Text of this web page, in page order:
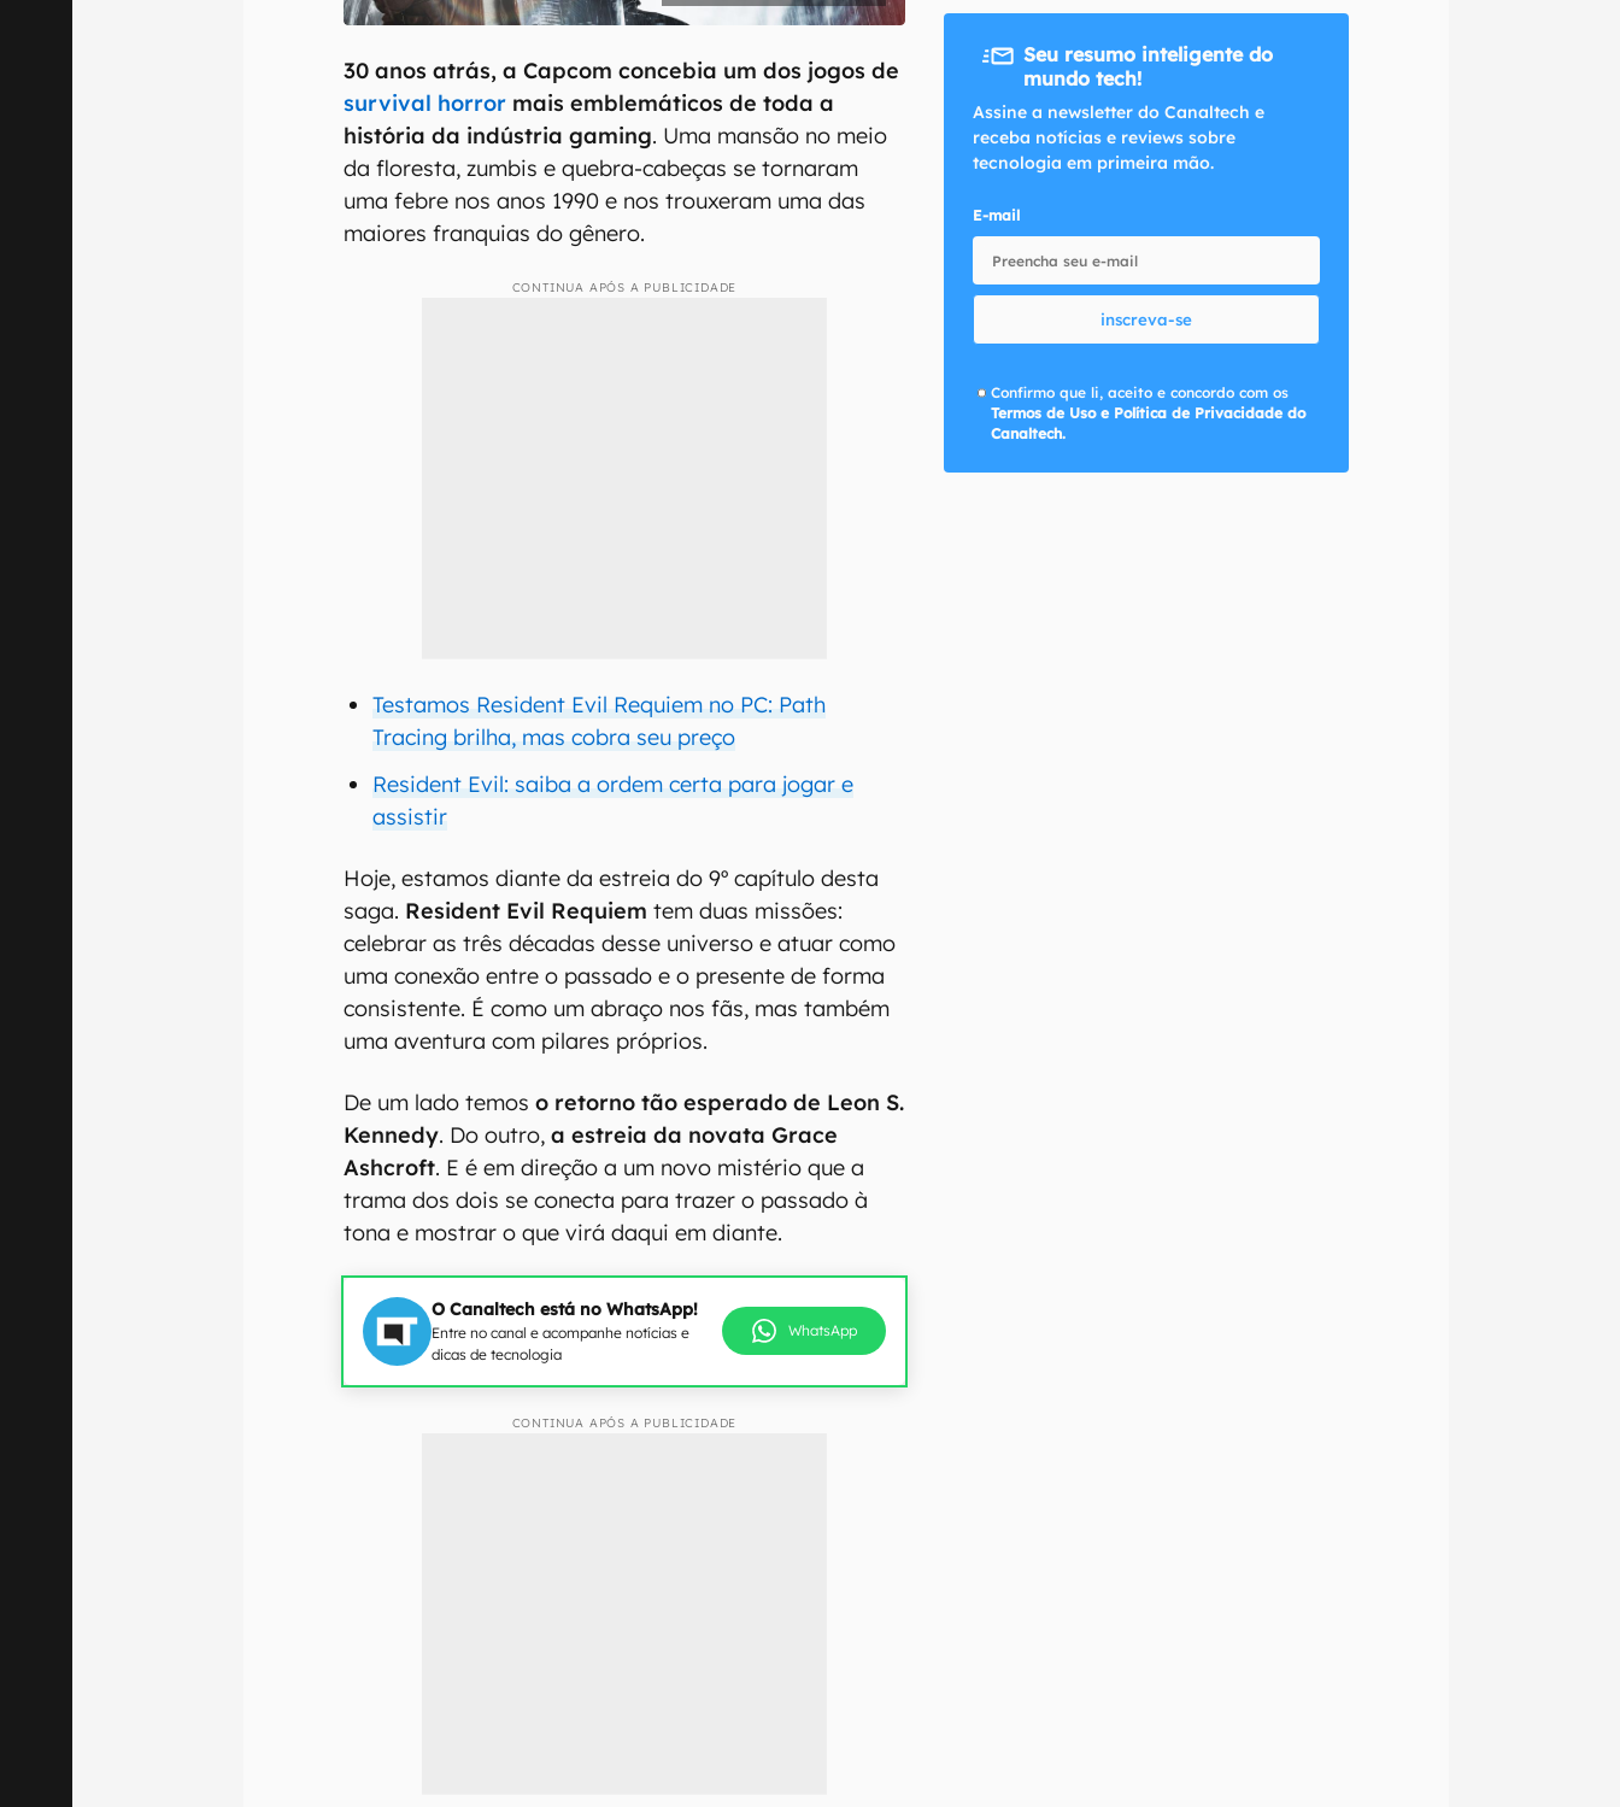
30 anos atrás, a Capcom concebia um dos jogos de
survival horror mais emblemáticos de toda a
história da indústria gaming. Uma mansão no meio
da floresta, zumbis e quebra-cabeças se tornaram
uma febre nos anos 1990 e nos trouxeram uma das
maiores franquias do gênero.
CONTINUA APÓS A PUBLICIDADE
Testamos Resident Evil Requiem no PC: Path
Tracing brilha, mas cobra seu preço
Resident Evil: saiba a ordem certa para jogar e
assistir
Hoje, estamos diante da estreia do 9º capítulo desta
saga. Resident Evil Requiem tem duas missões:
celebrar as três décadas desse universo e atuar como
uma conexão entre o passado e o presente de forma
consistente. É como um abraço nos fãs, mas também
uma aventura com pilares próprios.
De um lado temos o retorno tão esperado de Leon S.
Kennedy. Do outro,a estreia da novata Grace
Ashcroft. E é em direção a um novo mistério que a
trama dos dois se conecta para trazer o passado à
tona e mostrar o que virá daqui em diante.
O Canaltech está no WhatsApp!
Entre no canal e acompanhe notícias e
dicas de tecnologia
WhatsApp
CONTINUA APÓS A PUBLICIDADE
Seu resumo inteligente do
mundo tech!
Assine a newsletter do Canaltech e
receba notícias e reviews sobre
tecnologia em primeira mão.
E-mail
inscreva-se
Confirmo que li, aceito e concordo com os
Termos de Uso e Política de Privacidade do
Canaltech.